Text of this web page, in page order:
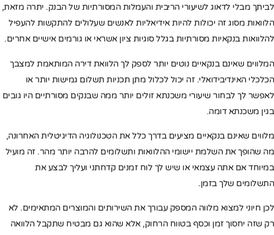
לביתך מבלי לדאוג לשיעורי הריבית והעמלות המסורתיות של הבנק. יתרה מזאת,
הלוואות מסוג זה יכולות להיות אידיאליות לאנשים שעלולים להתקשות להעפיל
להלוואות בנקאיות מסורתיות בגלל סוגיות ציון אשראי או גורמים אישיים אחרים.
המלווים שאינם בנקאיים נוטים יותר לספק לך הלוואת דירה המותאמת למצבך
הכלכלי האינדיבידואלי. זה יכול לכלול מתן תכניות תשלום גמישות יותר או
לאפשר לך לבחור שיעורי משכנתא זולים יותר ממה שבנקים מסורתיים היו גובים
בגין משכנתא דומה.
מלווים שאינם בנקאיים מציעים בדרך כלל את הטכנולוגיה הדיגיטלית האחרונה,
מה שהופך את השלמת יישומי ההלוואות ותשלומים להרבה יותר מהר. זה מועיל
במיוחד אם אתה עצמאי או שיש לך לוח זמנים קדחתני ועליך לבצע את
התשלומים שלך בזמן.
לכן חיוני למצוא מלווה המספק עבורך את השירותים והמוצרים המתאימים. לא
רק שזה יחסוך זמן וכסף בטווח הרחוק, אלא שהוא גם מבטיח שתקבל הלוואה